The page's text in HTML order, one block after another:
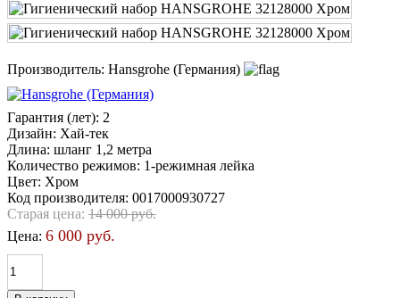
Производитель: Hansgrohe (Германия)
Гарантия (лет): 2
Дизайн: Хай-тек
Длина: шланг 1,2 метра
Количество режимов: 1-режимная лейка
Цвет: Хром
Код производителя: 0017000930727
Старая цена: 14 000 руб.
Цена: 6 000 руб.